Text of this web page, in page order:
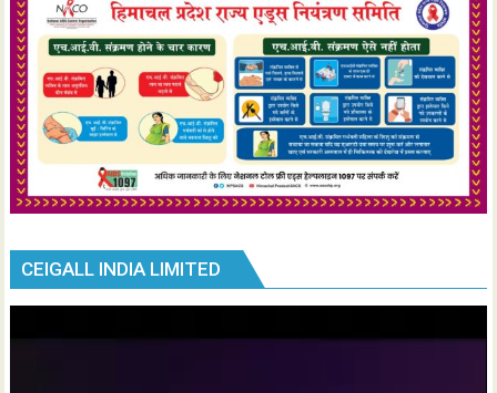
CEIGALL INDIA LIMITED